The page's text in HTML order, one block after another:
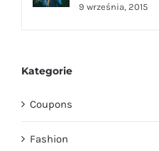
9 września, 2015
Kategorie
Coupons
Fashion